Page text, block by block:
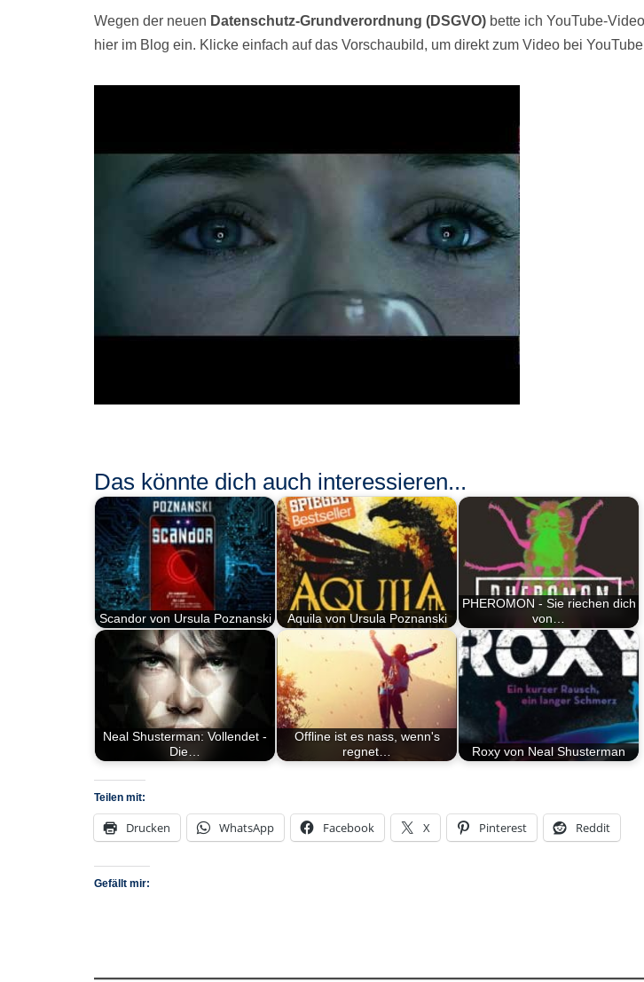
Wegen der neuen Datenschutz-Grundverordnung (DSGVO) bette ich YouTube-
hier im Blog ein. Klicke einfach auf das Vorschaubild, um direkt zum Video bei
Das könnte dich auch interessieren...
Scandor von Ursula Poznanski Aquila von Ursula Poznanski
PHEROMON - Sie riechen dich
von…
Neal Shusterman: Vollendet -
Die…
Offline ist es nass, wenn's
regnet…
Roxy von Neal Shusterman
Teilen mit:
Drucken WhatsApp Facebook X Pinterest Reddit
Gefällt mir: